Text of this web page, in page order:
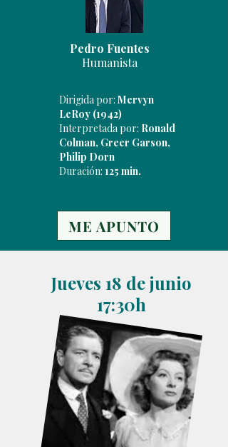
Pedro Fuentes
Humanista
Dirigida por: Mervyn
LeRoy (1942)
​Interpretada por: Ronald
Colman, Greer Garson,
Philip Dorn
Duración: 125 min.
ME APUNTO
Jueves 18 de junio
17:30h